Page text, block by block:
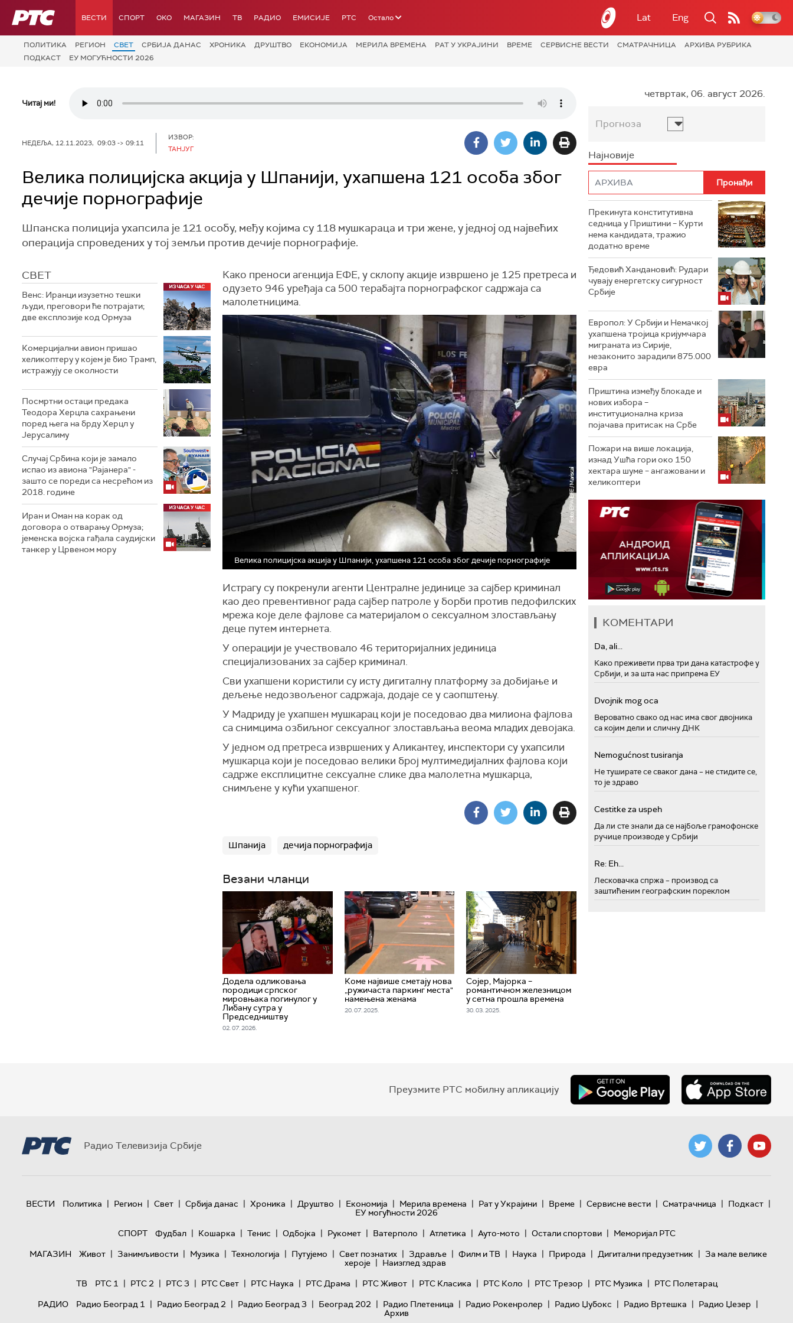
РТС ВЕСТИ СПОРТ OKO МАГАЗИН ТВ РАДИО ЕМИСИЈЕ РТС Остало Lat Eng
ПОЛИТИКА РЕГИОН СВЕТ СРБИЈА ДАНАС ХРОНИКА ДРУШТВО ЕКОНОМИЈА МЕРИЛА ВРЕМЕНА РАТ У УКРАЈИНИ ВРЕМЕ СЕРВИСНЕ ВЕСТИ СМАТРАЧНИЦА
АРХИВА РУБРИКА
ПОДКАСТ
ЕУ МОГУЋНОСТИ 2026
Читај ми!
НЕДЕЉА, 12.11.2023, 09:03 -> 09:11
ИЗВОР:
ТАНЈУГ
Велика полицијска акција у Шпанији, ухапшена 121 особа због
дечије порнографије
Шпанска полиција ухапсила је 121 особу, међу којима су 118 мушкараца и три жене, у једној од највећих
операција спроведених у тој земљи против дечије порнографије.
СВЕТ
Венс: Иранци изузетно тешки
људи, преговори ће потрајати;
две експлозије код Ормуза
Комерцијални авион пришао
хеликоптеру у којем је био Трамп,
истражују се околности
Посмртни остаци предака
Теодора Херцла сахрањени
поред њега на брду Херцл у
Јерусалиму
Случај Србина који је замало
испао из авиона "Рајанера" -
зашто се пореди са несрећом из
2018. године
Иран и Оман на корак од
договора о отварању Ормуза;
jеменска војска гађала саудијски
танкер у Црвеном мору
Како преноси агенција ЕФЕ, у склопу акције извршено је 125 претреса и
одузето 946 уређаја са 500 терабајта порнографског садржаја са
малолетницима.
Велика полицијска акција у Шпанији, ухапшена 121 особа због дечије порнографије
Истрагу су покренули агенти Централне јединице за сајбер криминал
као део превентивног рада сајбер патроле у ​​борби против педофилских
мрежа које деле фајлове са материјалом о сексуалном злостављању
деце путем интернета.
У операцији је учествовало 46 територијалних јединица
специјализованих за сајбер криминал.
Сви ухапшени користили су исту дигиталну платформу за добијање и
дељење недозвољеног садржаја, додаје се у саопштењу.
У Мадриду је ухапшен мушкарац који је поседовао два милиона фајлова
са снимцима озбиљног сексуалног злостављања веома младих девојака.
У једном од претреса извршених у Аликантеу, инспектори су ухапсили
мушкарца који је поседовао велики број мултимедијалних фајлова који
садрже експлицитне сексуалне слике два малолетна мушкарца,
снимљене у кући ухапшеног.
Шпанија дечија порнографија
Везани чланци
Додела одликовања
породици српског
мировњака погинулог у
Либану сутра у
Председништву
02. 07. 2026.
Коме највише сметају нова
„ружичаста паркинг места"
намењена женама
20. 07. 2025.
Сојер, Мајорка –
романтичном железницом
у сетна прошла времена
30. 03. 2025.
четвртак, 06. август 2026.
Прогноза
Најновије
Прекинута конститутивна
седница у Приштини – Курти
нема кандидата, тражио
додатно време
Ђедовић Хандановић: Рудари
чувају енергетску сигурност
Србије
Европол: У Србији и Немачкој
ухапшена тројица кријумчара
миграната из Сирије,
незаконито зарадили 875.000
евра
Приштина између блокаде и
нових избора –
институционална криза
појачава притисак на Србе
Пожари на више локација,
изнад Ушћа гори око 150
хектара шуме – ангажовани и
хеликоптери
КОМЕНТАРИ
Da, ali...
Како преживети прва три дана катастрофе у
Србији, и за шта нас припрема ЕУ
Dvojnik mog oca
Вероватно свако од нас има свог двојника
са којим дели и сличну ДНК
Nemogućnost tusiranja
Не туширате се сваког дана – не стидите се,
то је здраво
Cestitke za uspeh
Да ли сте знали да се најбоље грамофонске
ручице производе у Србији
Re: Eh...
Лесковачка спржа – производ са
заштићеним географским пореклом
Преузмите РТС мобилну апликацију
Радио Телевизија Србије
ВЕСТИ Политика | Регион | Свет | Србија данас | Хроника | Друштво | Економија | Мерила времена | Рат у Украјини | Време | Сервисне вести | Сматрачница | Подкаст |
ЕУ могућности 2026
СПОРТ
Фудбал | Кошарка | Тенис | Одбојка | Рукомет | Ватерполо | Атлетика | Ауто-мото | Остали спортови | Меморијал РТС
МАГАЗИН
Живот | Занимљивости | Музика | Технологијa | Путујемо | Свет познатих | Здравље | Филм и ТВ | Наука | Природа | Дигитални предузетник | За мале велике
хероје | Наизглед здрав
ТВ
РТС 1 | РТС 2 | РТС 3 | РТС Свет | РТС Наука | РТС Драма | РТС Живот | РТС Класика | РТС Коло | РТС Трезор | РТС Музика | РТС Полетарац
РАДИО
Радио Београд 1 | Радио Београд 2 | Радио Београд 3 | Београд 202 | Радио Плетеница | Радио Рокенролер | Радио Џубокс | Радио Вртешка | Радио Џезер |
Архив